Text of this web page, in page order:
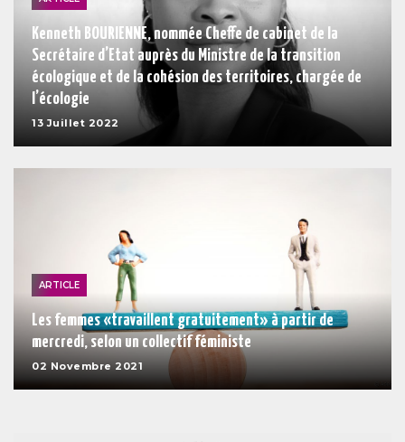
Kenneth BOURIENNE, nommée Cheffe de cabinet de la
Secrétaire d’Etat auprès du Ministre de la transition
écologique et de la cohésion des territoires, chargée de
l’écologie
13 Juillet 2022
ARTICLE
Les femmes «travaillent gratuitement» à partir de
mercredi, selon un collectif féministe
02 Novembre 2021